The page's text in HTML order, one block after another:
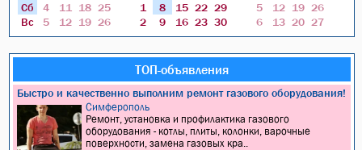
Сб
Вс
4
11 18 25
5
12 19 26
1
8 15 22 29
2
9 16 23 30
5
12 19 26
6
13 20 27
ТОП-объявления
Быстро и качественно выполним ремонт газового оборудования!
Симферополь
Ремонт, установка и профилактика газового
оборудования - котлы, плиты, колонки, варочные
поверхности, замена газовых кра..